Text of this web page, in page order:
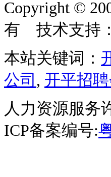
Copyright ©
有 技术支持：
本站关键词：
公司 , 开平招
人力资源服
ICP备案编号: